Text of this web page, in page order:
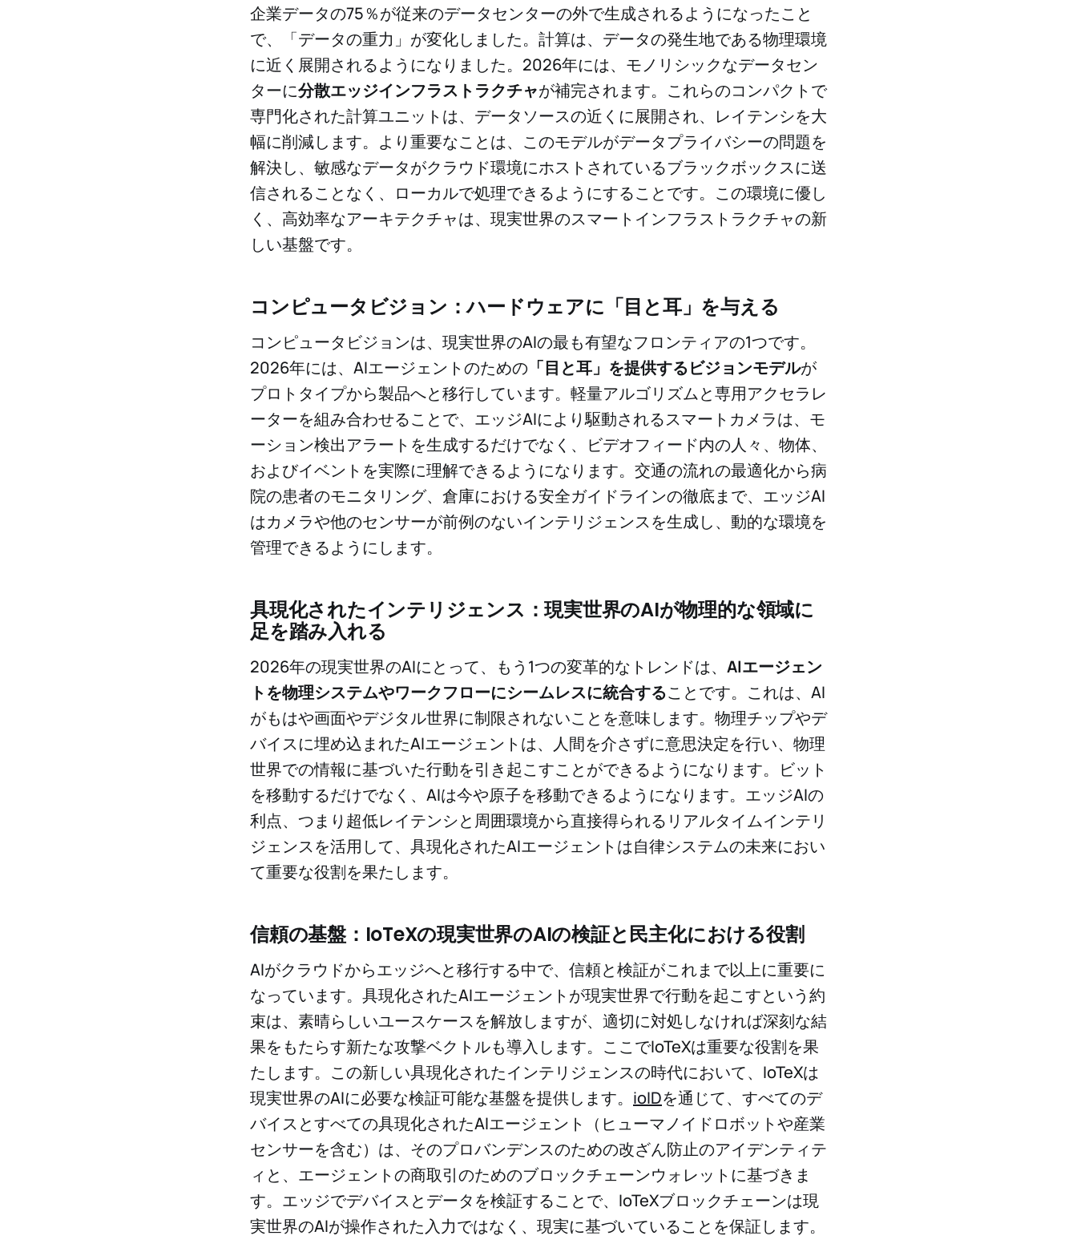
企業データの75％が従来のデータセンターの外で生成されるようになったこと
で、「データの重力」が変化しました。計算は、データの発生地である物理環境
に近く展開されるようになりました。2026年には、モノリシックなデータセン
ターに分散エッジインフラストラクチャが補完されます。これらのコンパクトで
専門化された計算ユニットは、データソースの近くに展開され、レイテンシを大
幅に削減します。より重要なことは、このモデルがデータプライバシーの問題を
解決し、敏感なデータがクラウド環境にホストされているブラックボックスに送
信されることなく、ローカルで処理できるようにすることです。この環境に優し
く、高効率なアーキテクチャは、現実世界のスマートインフラストラクチャの新
しい基盤です。
コンピュータビジョン：ハードウェアに「目と耳」を与える
コンピュータビジョンは、現実世界のAIの最も有望なフロンティアの1つです。
2026年には、AIエージェントのための 「目と耳」を提供するビジョンモデルが
プロトタイプから製品へと移行しています。軽量アルゴリズムと専用アクセラレ
ーターを組み合わせることで、エッジAIにより駆動されるスマートカメラは、モ
ーション検出アラートを生成するだけでなく、ビデオフィード内の人々、物体、
およびイベントを実際に理解できるようになります。交通の流れの最適化から病
院の患者のモニタリング、倉庫における安全ガイドラインの徹底まで、エッジAI
はカメラや他のセンサーが前例のないインテリジェンスを生成し、動的な環境を
管理できるようにします。
具現化されたインテリジェンス：現実世界のAIが物理的な領域に
足を踏み入れる
2026年の現実世界のAIにとって、もう1つの変革的なトレンドは、 AIエージェン
トを物理システムやワークフローにシームレスに統合することです。これは、AI
がもはや画面やデジタル世界に制限されないことを意味します。物理チップやデ
バイスに埋め込まれたAIエージェントは、人間を介さずに意思決定を行い、物理
世界での情報に基づいた行動を引き起こすことができるようになります。ビット
を移動するだけでなく、AIは今や原子を移動できるようになります。エッジAIの
利点、つまり超低レイテンシと周囲環境から直接得られるリアルタイムインテリ
ジェンスを活用して、具現化されたAIエージェントは自律システムの未来におい
て重要な役割を果たします。
信頼の基盤：IoTeXの現実世界のAIの検証と民主化における役割
AIがクラウドからエッジへと移行する中で、信頼と検証がこれまで以上に重要に
なっています。具現化されたAIエージェントが現実世界で行動を起こすという約
束は、素晴らしいユースケースを解放しますが、適切に対処しなければ深刻な結
果をもたらす新たな攻撃ベクトルも導入します。ここでIoTeXは重要な役割を果
たします。この新しい具現化されたインテリジェンスの時代において、IoTeXは
現実世界のAIに必要な検証可能な基盤を提供します。 ioIDを通じて、すべてのデ
バイスとすべての具現化されたAIエージェント（ヒューマノイドロボットや産業
センサーを含む）は、そのプロバンデンスのための改ざん防止のアイデンティテ
ィと、エージェントの商取引のためのブロックチェーンウォレットに基づきま
す。エッジでデバイスとデータを検証することで、IoTeXブロックチェーンは現
実世界のAIが操作された入力ではなく、現実に基づいていることを保証します。